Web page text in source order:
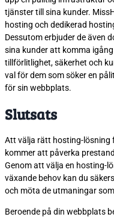
tjänster till sina kunder.
hosting och dedikerad
Dessutom erbjuder de även
sina kunder att komma
tillförlitlighet, säkerhet och
val för dem som söker en
för sin webbplats.
Slutsats
Att välja rätt hosting-lösning
kommer att påverka
Genom att välja en hosting-
växande behov kan du
och möta de utmaningar
Beroende på din webbplats